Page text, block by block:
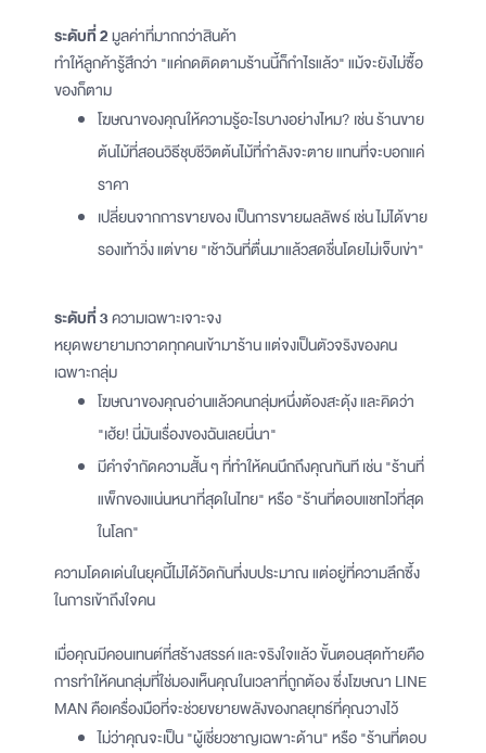
ระดับที่ 2มูลค่าที่มากกว่าสินค้า
ทำให้ลูกค้ารู้สึกว่า "แค่กดติดตามร้านนี้ก็กำไรแล้ว" แม้จะยังไม่ซื้อ
ของก็ตาม
โฆษณาของคุณให้ความรู้อะไรบางอย่างไหม? เช่น ร้านขาย
ต้นไม้ที่สอนวิธีชุบชีวิตต้นไม้ที่กำลังจะตาย แทนที่จะบอกแค่
ราคา
เปลี่ยนจากการขายของ เป็นการขายผลลัพธ์ เช่น ไม่ได้ขาย
รองเท้าวิ่ง แต่ขาย "เช้าวันที่ตื่นมาแล้วสดชื่นโดยไม่เจ็บเข่า"
ระดับที่ 3ความเฉพาะเจาะจง
หยุดพยายามกวาดทุกคนเข้ามาร้าน แต่จงเป็นตัวจริงของคน
เฉพาะกลุ่ม
โฆษณาของคุณอ่านแล้วคนกลุ่มหนึ่งต้องสะดุ้ง และคิดว่า
"เฮ้ย! นี่มันเรื่องของฉันเลยนี่นา"
มีคำจำกัดความสั้น ๆ ที่ทำให้คนนึกถึงคุณทันที เช่น "ร้านที่
แพ็กของแน่นหนาที่สุดในไทย" หรือ "ร้านที่ตอบแชทไวที่สุด
ในโลก"
ความโดดเด่นในยุคนี้ไม่ได้วัดกันที่งบประมาณ แต่อยู่ที่ความลึกซึ้ง
ในการเข้าถึงใจคน
เมื่อคุณมีคอนเทนต์ที่สร้างสรรค์ และจริงใจแล้ว ขั้นตอนสุดท้ายคือ
การทำให้คนกลุ่มที่ใช่มองเห็นคุณในเวลาที่ถูกต้อง ซึ่งโฆษณา LINE
MAN คือเครื่องมือที่จะช่วยขยายพลังของกลยุทธ์ที่คุณวางไว้
ไม่ว่าคุณจะเป็น "ผู้เชี่ยวชาญเฉพาะด้าน" หรือ "ร้านที่ตอบ